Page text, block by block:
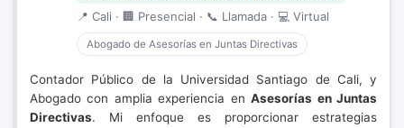
📍 Cali · 🏢 Presencial · 📞 Llamada · 💻 Virtual
Abogado de Asesorías en Juntas Directivas
Contador Público de la Universidad Santiago de Cali, y
Abogado con amplia experiencia enAsesorías en Juntas
Directivas. Mi enfoque es proporcionar estrategias